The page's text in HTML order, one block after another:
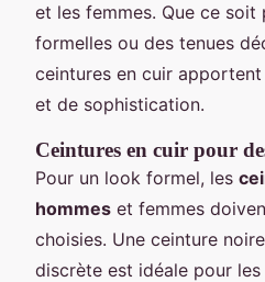
et les femmes. Que ce soit
formelles ou des tenues
ceintures en cuir
et de sophistication.
Ceintures en cuir pour
Pour un look formel, les
hommes et femmes
choisies. Une ceinture
discrète est idéale pour